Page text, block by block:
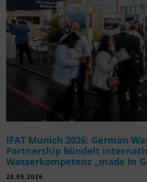
IFAT Munich 2026: German
Partnership bündelt
Wasserkompetenz „made in
28.05.2026